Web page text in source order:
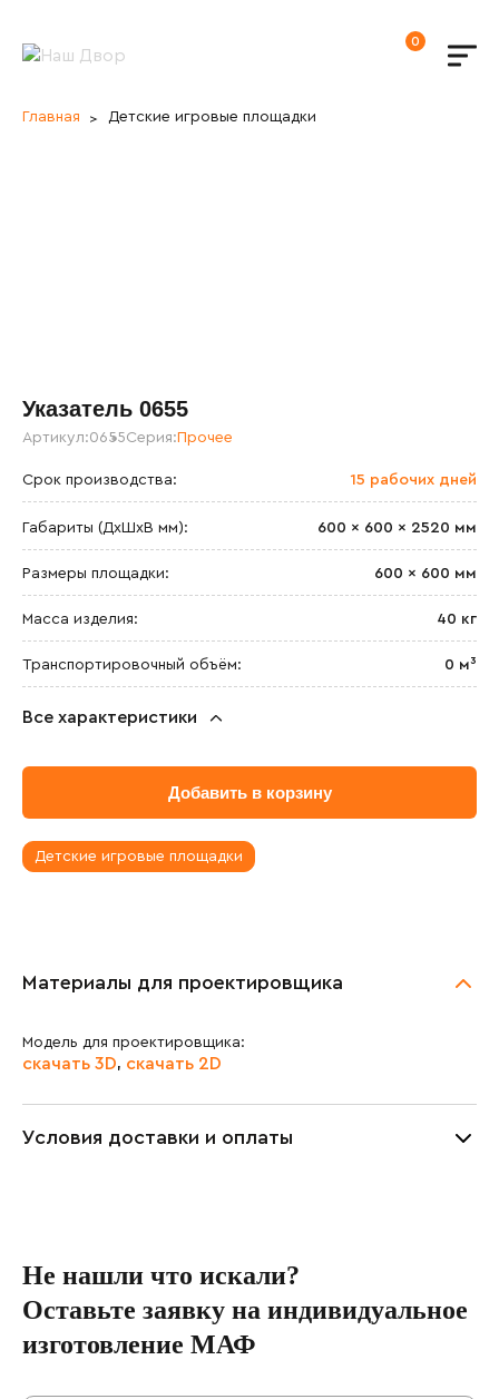
0
Главная Детские игровые площадки
Указатель 0655
Артикул:0655Серия: Прочее
Срок производства: 15 рабочих дней
Габариты (ДхШxВ мм): 600 × 600 × 2520 мм
Размеры площадки: 600 × 600 мм
Масса изделия: 40 кг
Транспортировочный объём: 0 м³
Все характеристики
Добавить в корзину
Детские игровые площадки
Материалы для проектировщика
Модель для проектировщика:
скачать 3D, скачать 2D
Условия доставки и оплаты
Не нашли что искали?
Оставьте заявку на индивидуальное
изготовление МАФ